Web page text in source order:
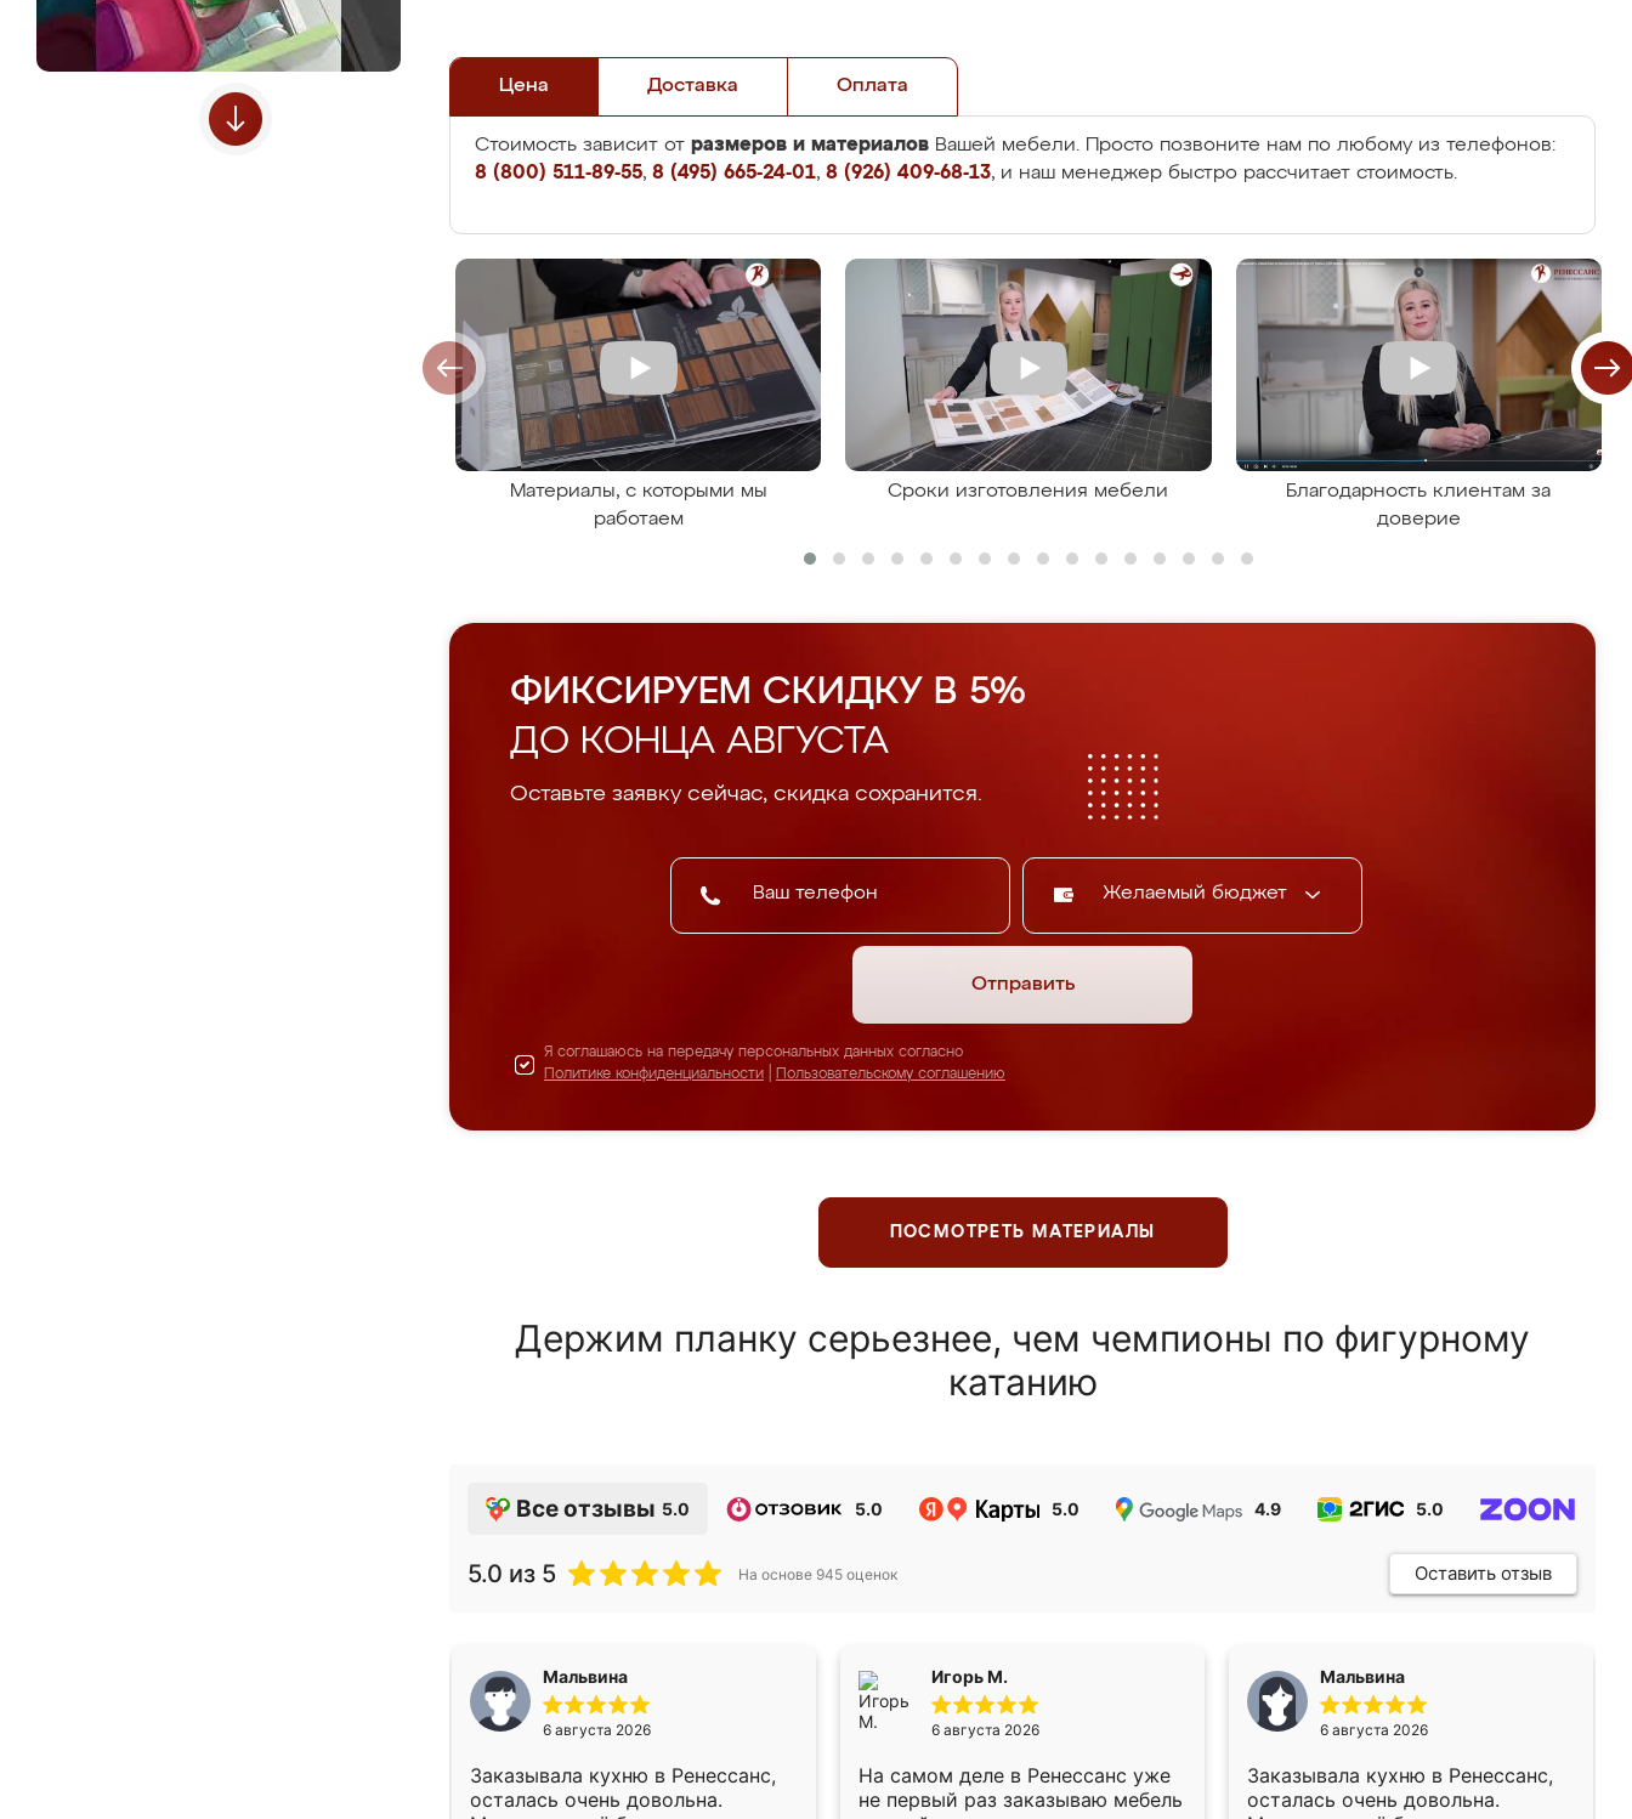
Цена Доставка Оплата
Стоимость зависит от размеров и материалов Вашей мебели. Просто позвоните нам по любому из телефонов:
8 (800) 511-89-55, 8 (495) 665-24-01, 8 (926) 409-68-13, и наш менеджер быстро рассчитает стоимость.
Материалы, с которыми мы
работаем
Сроки изготовления мебели
Благодарность клиентам за
доверие
ФИКСИРУЕМ СКИДКУ В 5%
ДО КОНЦА АВГУСТА
Оставьте заявку сейчас, скидка сохранится.
Желаемый бюджет
Отправить
Я соглашаюсь на передачу персональных данных согласно
Политике конфиденциальности
Пользовательскому соглашению
ПОСМОТРЕТЬ МАТЕРИАЛЫ
Держим планку серьезнее, чем чемпионы по фигурному
катанию
Все отзывы 5.0 5.0 5.0 4.9 5.0
5.0 из 5 На основе 945 оценок Оставить отзыв
Мальвина
6 августа 2026
Заказывала кухню в Ренессанс,
осталась очень довольна.
Игорь М.
6 августа 2026
На самом деле в Ренессанс уже
не первый раз заказываю мебель
Мальвина
6 августа 2026
Заказывала кухню в Ренессанс,
осталась очень довольна.